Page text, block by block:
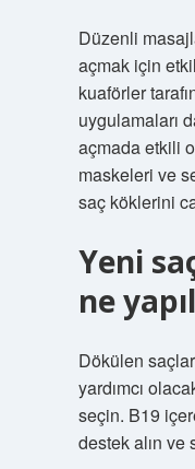
Düzenli
açmak için
kuaförler
uygulamaları
açmada etkili
maskeleri ve
saç köklerini
Yeni
ne
Dökülen
yardımcı
seçin. B19
destek alın ve